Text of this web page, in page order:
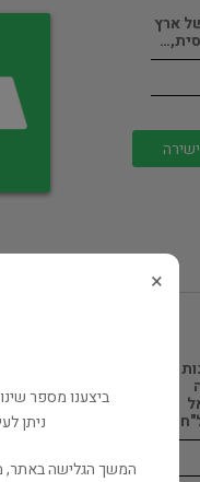
ארץ
×
ביצענו מספר
ניתן
המשך הגלישה באתר,